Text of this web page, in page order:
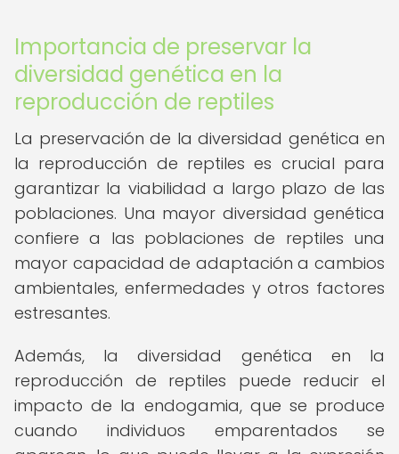
Importancia de preservar la
diversidad genética en la
reproducción de reptiles
La preservación de la diversidad genética en
la reproducción de reptiles es crucial para
garantizar la viabilidad a largo plazo de las
poblaciones. Una mayor diversidad genética
confiere a las poblaciones de reptiles una
mayor capacidad de adaptación a cambios
ambientales, enfermedades y otros factores
estresantes.
Además, la diversidad genética en la
reproducción de reptiles puede reducir el
impacto de la endogamia, que se produce
cuando individuos emparentados se